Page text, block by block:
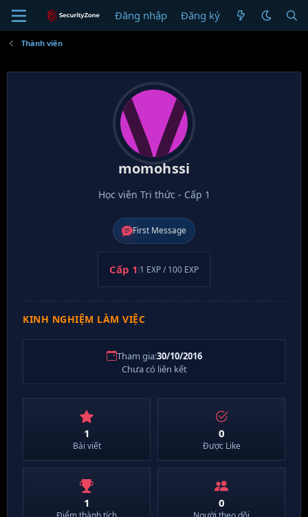
Đăng nhập Đăng ký
Thành viên M
momohssi
Học viên Tri thức - Cấp 1
First Message
Cấp 1 1 EXP / 100 EXP
KINH NGHIỆM LÀM VIỆC
Tham gia:30/10/2016
Chưa có liên kết
1
Bài viết
0
Được Like
1 0